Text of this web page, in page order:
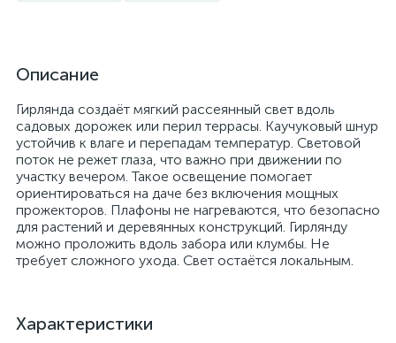
Описание
Гирлянда создаёт мягкий рассеянный свет вдоль
садовых дорожек или перил террасы. Каучуковый шнур
устойчив к влаге и перепадам температур. Световой
поток не режет глаза, что важно при движении по
участку вечером. Такое освещение помогает
ориентироваться на даче без включения мощных
прожекторов. Плафоны не нагреваются, что безопасно
для растений и деревянных конструкций. Гирлянду
можно проложить вдоль забора или клумбы. Не
требует сложного ухода. Свет остаётся локальным.
Характеристики